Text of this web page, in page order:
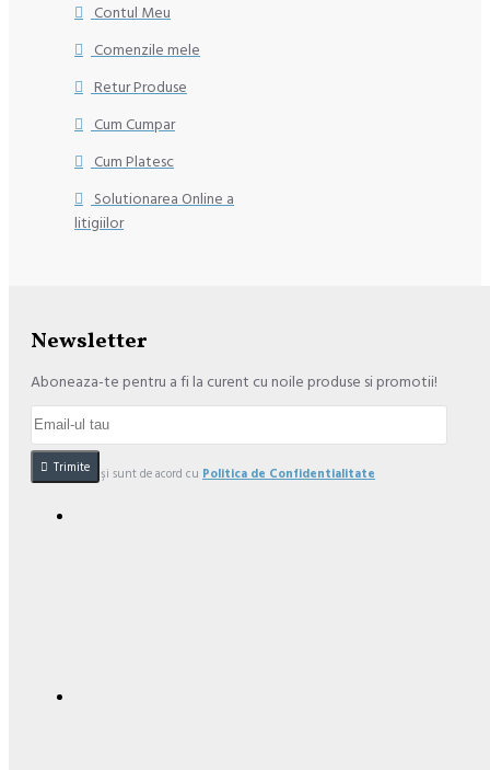
Contul Meu
Comenzile mele
Retur Produse
Cum Cumpar
Cum Platesc
Solutionarea Online a
litigiilor
Newsletter
Aboneaza-te pentru a fi la curent cu noile produse si promotii!
Trimite
Am citit şi sunt de acord cu Politica de Confidentialitate